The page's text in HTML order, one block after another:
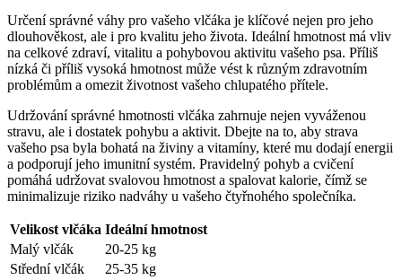
Určení správné váhy pro vašeho vlčáka je klíčové nejen ‍pro jeho
⁤dlouhověkost, ale i pro ‌kvalitu jeho⁢ života. Ideální ​hmotnost⁣ má vliv⁣
na ‍celkové zdraví, vitalitu a pohybovou aktivitu​ vašeho psa.⁢ Příliš
⁤nízká​ či příliš vysoká ​hmotnost může vést ‍k různým zdravotním
⁢problémům a omezit životnost vašeho‍ chlupatého přítele.
Udržování správné hmotnosti vlčáka zahrnuje nejen⁢ vyváženou ​
stravu, ale i dostatek ‍pohybu a ⁣aktivit. Dbejte na to, aby⁣ strava
vašeho psa ⁤byla ​bohatá na živiny ‍a vitamíny, které mu dodají energii
a podporují‍ jeho​ imunitní systém.‍ Pravidelný pohyb a cvičení
‍pomáhá udržovat svalovou hmotnost a ‌spalovat kalorie, čímž se
minimalizuje riziko nadváhy u vašeho čtyřnohého⁢ společníka.
Velikost vlčáka Ideální hmotnost
Malý vlčák
20-25 kg
Střední ⁣vlčák
25-35 kg